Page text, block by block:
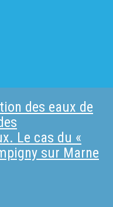
des eaux de
Le cas du «
sur Marne